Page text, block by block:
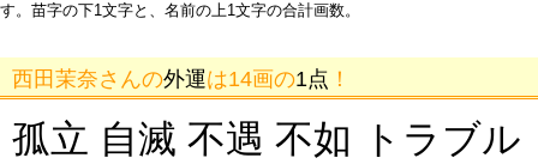
す。苗字の下1文字と、名前の上1文字の合計画数。
西田茉奈さんの外運は14画の1点 ！
孤立 自滅 不遇 不如 トラブル